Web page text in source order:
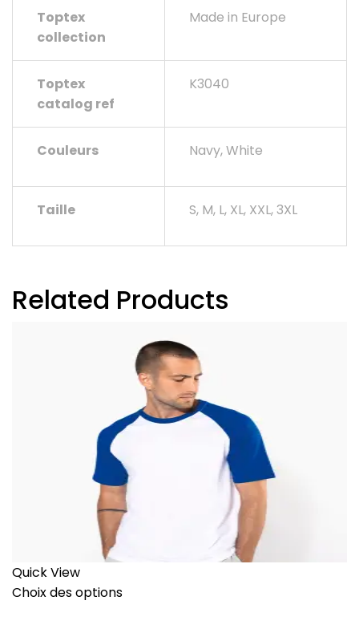
Toptex
collection
Made in Europe
Toptex
catalog ref
K3040
Couleurs Navy, White
Taille S, M, L, XL, XXL, 3XL
Related Products
Quick View
Choix des options